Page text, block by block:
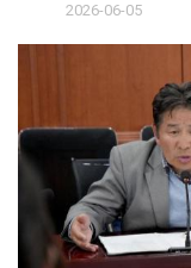
2026-06-05